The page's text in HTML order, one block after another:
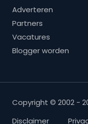
Adverteren
Partners
Vacatures
Blogger worden
Copyright © 2002 -
Disclaimer